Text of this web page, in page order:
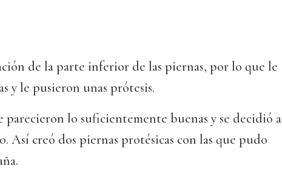
de la parte inferior de las piernas, por lo que le
y le pusieron unas prótesis.
parecieron lo suficientemente buenas y se decidió a
Así creó dos piernas protésicas con las que pudo